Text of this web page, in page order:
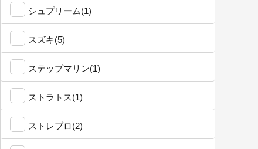
シュプリーム(1)
スズキ(5)
ステップマリン(1)
ストラトス(1)
ストレブロ(2)